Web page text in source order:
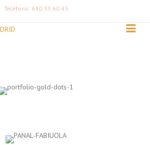
Teléfono: 640 33 60 43